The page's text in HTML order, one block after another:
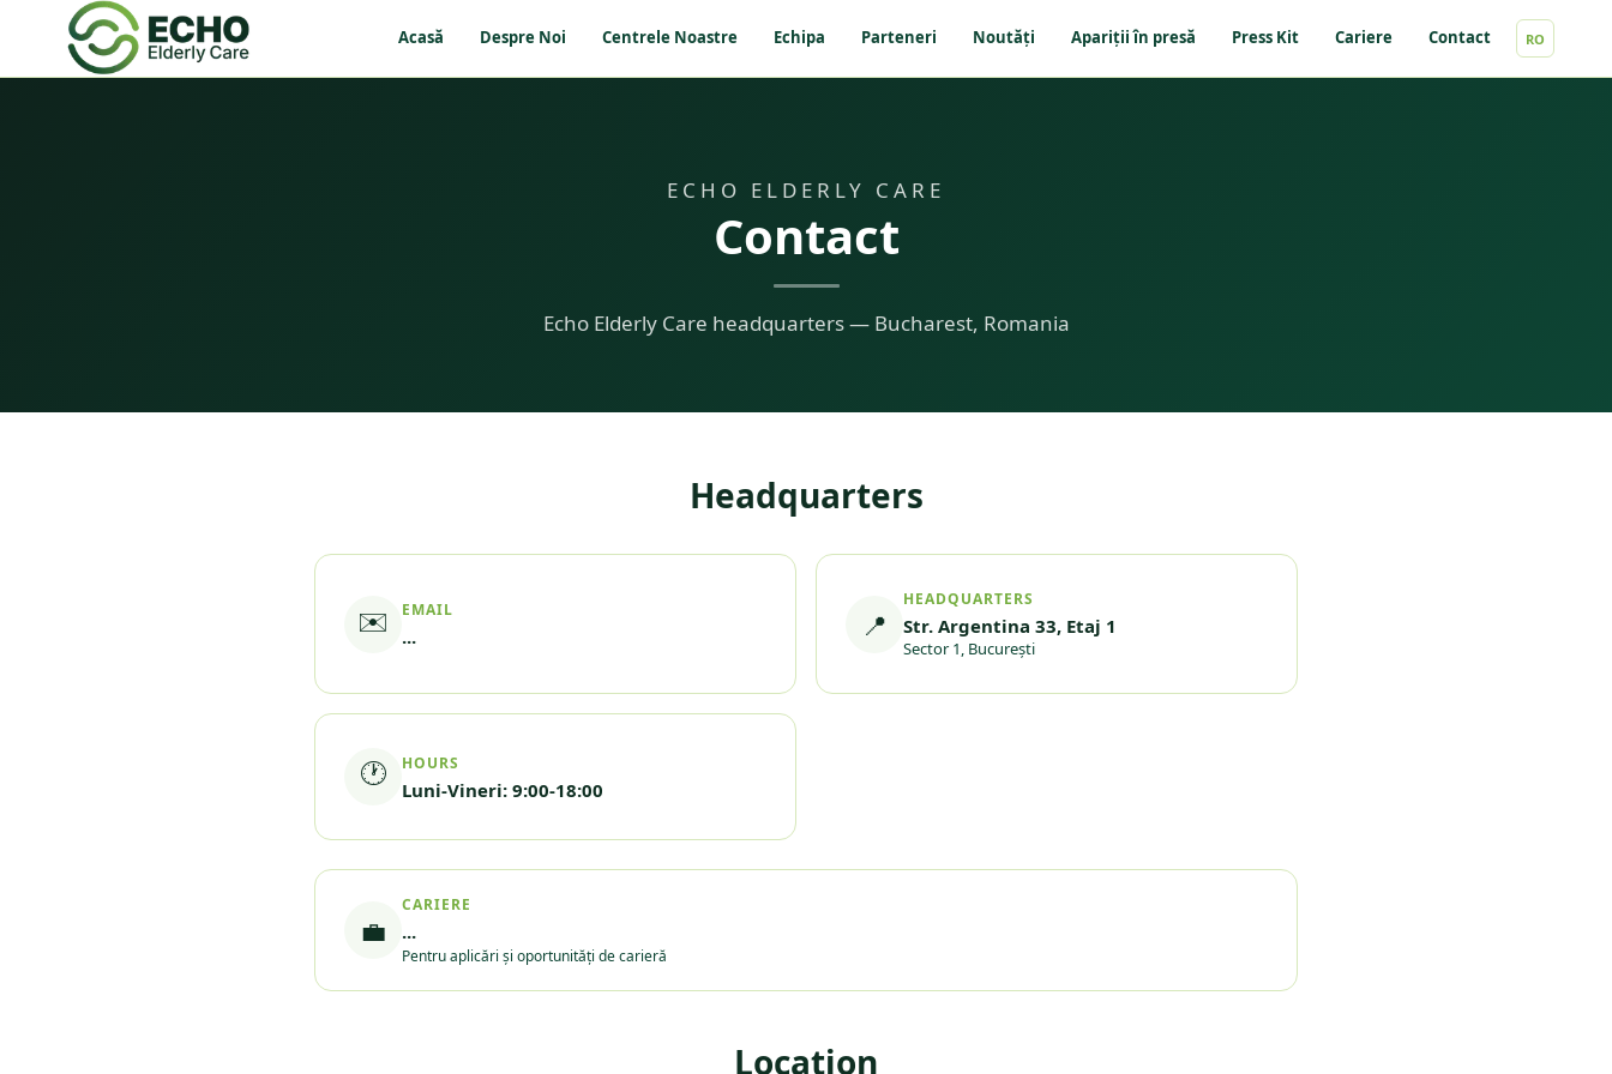
Acasă Despre Noi Centrele Noastre Echipa Parteneri Noutăți Apariții în presă Press Kit Cariere Contact RO
ECHO ELDERLY CARE
Contact
Echo Elderly Care headquarters — Bucharest, Romania
Headquarters
✉️ EMAIL
... 📍
HEADQUARTERS
Str. Argentina 33, Etaj 1
Sector 1, București
🕐 HOURS
Luni-Vineri: 9:00-18:00
💼
CARIERE
...
Pentru aplicări și oportunități de carieră
Location